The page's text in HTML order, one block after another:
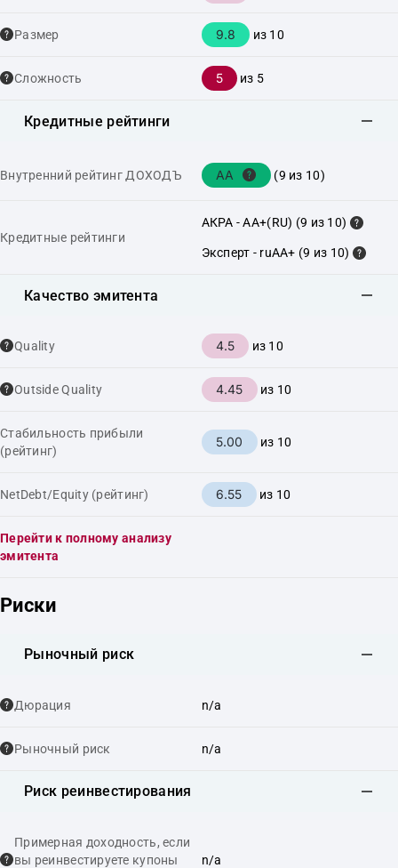
Размер 9.8 из 10
Сложность 5 из 5
Кредитные рейтинги
Внутренний рейтинг ДОХОДЪ AA (9 из 10)
Кредитные рейтинги
АКРА - AA+(RU) (9 из 10)
Эксперт - ruAA+ (9 из 10)
Качество эмитента
Quality 4.5 из 10
Outside Quality 4.45 из 10
Стабильность прибыли
(рейтинг)
5.00 из 10
NetDebt/Equity (рейтинг) 6.55 из 10
Перейти к полному анализу
эмитента
Риски
Рыночный риск
Дюрация n/a
Рыночный риск n/a
Риск реинвестирования
Примерная доходность, если
вы реинвестируете купоны
n/a